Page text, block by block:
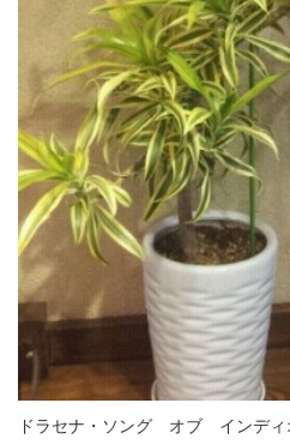
ドラセナ・ソング オブ インディ